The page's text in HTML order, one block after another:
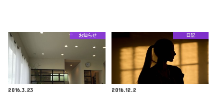
お知らせ
2016.3.23
日記
2016.12.2